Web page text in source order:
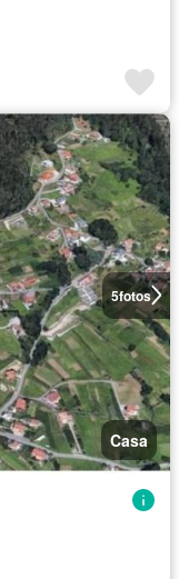
5fotos
Casa